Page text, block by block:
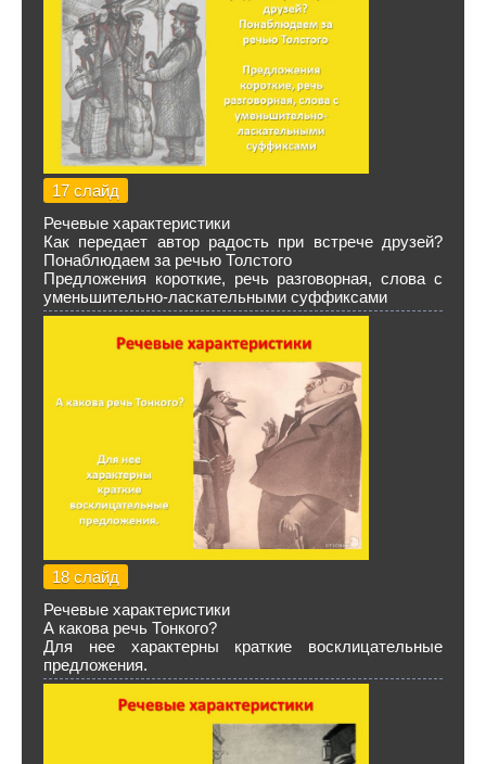
17 слайд
Речевые характеристики
Как передает автор радость при встрече друзей?
Понаблюдаем за речью Толстого
Предложения короткие, речь разговорная, слова с
уменьшительно-ласкательными суффиксами
18 слайд
Речевые характеристики
А какова речь Тонкого?
Для нее характерны краткие восклицательные
предложения.